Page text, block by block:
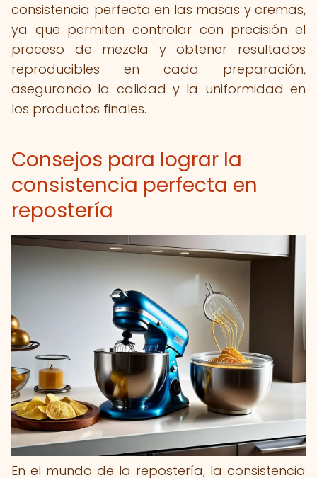
consistencia perfecta en las masas y cremas,
ya que permiten controlar con precisión el
proceso de mezcla y obtener resultados
reproducibles en cada preparación,
asegurando la calidad y la uniformidad en
los productos finales.
Consejos para lograr la
consistencia perfecta en
repostería
En el mundo de la repostería, la consistencia